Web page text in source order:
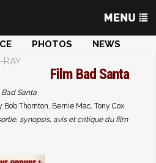
PHOTOS
NEWS
RAY
Film Bad Santa
Bad Santa
Thornton, Bernie Mac, Tony Cox
synopsis, avis et critique du film